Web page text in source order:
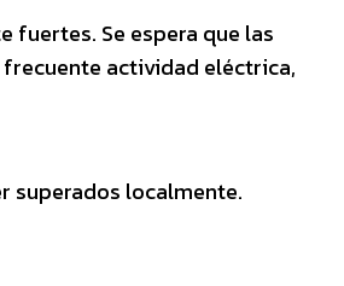
fuertes. Se espera que las
actividad eléctrica,
superados localmente.